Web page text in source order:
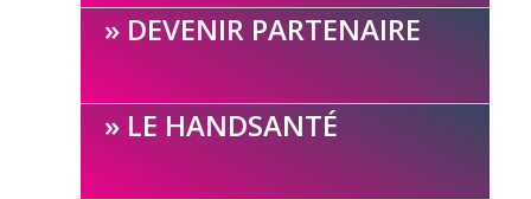
DEVENIR PARTENAIRE
LE HANDSANTÉ